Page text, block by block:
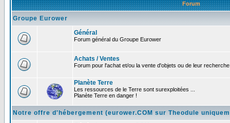
Forum
Groupe Eurower
Général
Forum général du Groupe Eurower
Achats / Ventes
Forum pour l'achat et/ou la vente d'objets ou de leur
Planète Terre
Les ressources de le Terre sont surexploitées ...
Planète Terre en danger !
Notre offre d'hébergement (eurower.COM sur Theodule